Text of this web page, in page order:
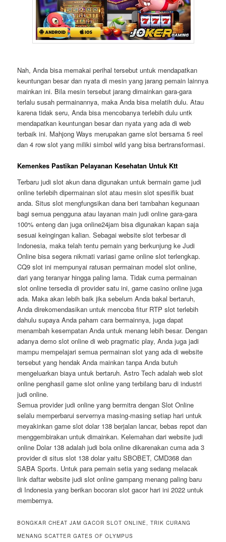
Nah, Anda bisa memakai perihal tersebut untuk mendapatkan
keuntungan besar dan nyata di mesin yang jarang pemain lainnya
mainkan ini. Bila mesin tersebut jarang dimainkan gara-gara
terlalu susah permainannya, maka Anda bisa melatih dulu. Atau
karena tidak seru, Anda bisa mencobanya terlebih dulu untk
mendapatkan keuntungan besar dan nyata yang ada di web
terbaik ini. Mahjong Ways merupakan game slot bersama 5 reel
dan 4 row slot yang miliki simbol wild yang bisa bertransformasi.
Kemenkes Pastikan Pelayanan Kesehatan Untuk Ktt
Terbaru judi slot akun dana digunakan untuk bermain game judi
online terlebih dipermainan slot atau mesin slot spesifik buat
anda. Situs slot mengfungsikan dana beri tambahan kegunaan
bagi semua pengguna atau layanan main judi online gara-gara
100% enteng dan juga online24jam bisa digunakan kapan saja
sesuai keingingan kalian. Sebagai website slot terbesar di
Indonesia, maka telah tentu pemain yang berkunjung ke Judi
Online bisa segera nikmati variasi game online slot terlengkap.
CQ9 slot ini mempunyai ratusan permainan model slot online,
dari yang teranyar hingga paling lama. Tidak cuma permainan
slot online tersedia di provider satu ini, game casino online juga
ada. Maka akan lebih baik jika sebelum Anda bakal bertaruh,
Anda direkomendasikan untuk mencoba fitur RTP slot terlebih
dahulu supaya Anda paham cara bermainnya, juga dapat
menambah kesempatan Anda untuk menang lebih besar. Dengan
adanya demo slot online di web pragmatic play, Anda juga jadi
mampu mempelajari semua permainan slot yang ada di website
tersebut yang hendak Anda mainkan tanpa Anda butuh
mengeluarkan biaya untuk bertaruh. Astro Tech adalah web slot
online penghasil game slot online yang terbilang baru di industri
judi online.
Semua provider judi online yang bermitra dengan Slot Online
selalu memperbarui servernya masing-masing setiap hari untuk
meyakinkan game slot dolar 138 berjalan lancar, bebas repot dan
menggembirakan untuk dimainkan. Kelemahan dari website judi
online Dolar 138 adalah judi bola online dikarenakan cuma ada 3
provider di situs slot 138 dolar yaitu SBOBET, CMD368 dan
SABA Sports. Untuk para pemain setia yang sedang melacak
link daftar website judi slot online gampang menang paling baru
di Indonesia yang berikan bocoran slot gacor hari ini 2022 untuk
membernya.
BONGKAR CHEAT JAM GACOR SLOT ONLINE, TRIK CURANG
MENANG SCATTER GATES OF OLYMPUS